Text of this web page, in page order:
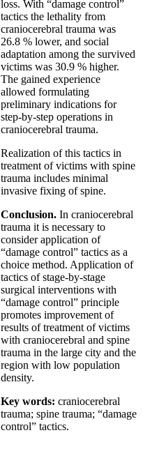
loss. With “damage control”
tactics the lethality from
craniocerebral trauma was
26.8 % lower, and social
adaptation among the survived
victims was 30.9 % higher.
The gained experience
allowed formulating
preliminary indications for
step-by-step operations in
craniocerebral trauma.
Realization of this tactics in
treatment of victims with spine
trauma includes minimal
invasive fixing of spine.
Conclusion. In craniocerebral
trauma it is necessary to
consider application of
“damage control” tactics as a
choice method. Application of
tactics of stage-by-stage
surgical interventions with
“damage control” principle
promotes improvement of
results of treatment of victims
with craniocerebral and spine
trauma in the large city and the
region with low population
density.
Key words: craniocerebral
trauma; spine trauma; “damage
control” tactics.